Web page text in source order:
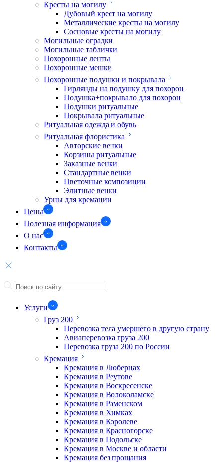
Кресты на могилу
Дубовый крест на могилу
Металлические кресты на могилу
Сосновые кресты на могилу
Могильные оградки
Могильные таблички
Похоронные ленты
Похоронные мешки
Похоронные подушки и покрывала
Гирлянды на подушку для похорон
Подушка+покрывало для похорон
Подушки ритуальные
Покрывала ритуальные
Ритуальная одежда и обувь
Ритуальная флористика
Авторские венки
Корзины ритуальные
Заказные венки
Стандартные венки
Цветочные композиции
Элитные венки
Урны для кремации
Цены
Полезная информация
О нас
Контакты
Услуги
Груз 200
Перевозка тела умершего в другую страну
Авиаперевозка груза 200
Перевозка груза 200 по России
Кремация
Кремация в Люберцах
Кремация в Реутове
Кремация в Воскресенске
Кремация в Волоколамске
Кремация в Раменском
Кремация в Химках
Кремация в Королеве
Кремация в Красногорске
Кремация в Подольске
Кремация в Москве и области
Кремация без прощания